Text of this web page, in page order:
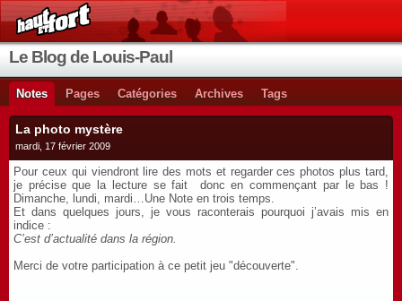
Le Blog de Louis-Paul
Notes Pages Catégories Archives Tags
La photo mystère
mardi, 17 février 2009
Pour ceux qui viendront lire des mots et regarder ces photos plus tard,
je précise que la lecture se fait donc en commençant par le bas !
Dimanche, lundi, mardi…Une Note en trois temps.
Et dans quelques jours, je vous raconterais pourquoi j’avais mis en
indice :
C’est d’actualité dans la région.
Merci de votre participation à ce petit jeu "découverte".